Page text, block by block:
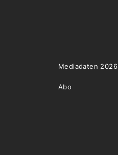
Mediadaten 2026
Abo